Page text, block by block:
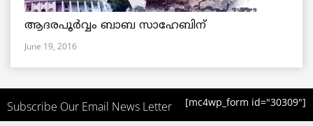
ആദരപൂര്‍വ്വം ബാബ സാഹേബിന്
June 19, 2016
Subscribe Our Email News Letter [mc4wp_form id="30309"]